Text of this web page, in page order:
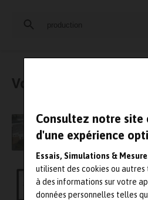
Consultez notre
d'une expérience
Essais, Simulations &
utilisent des cookies ou
à des informations sur votre
données personnelles telles
Vous avez cherché :
Hexagon ouvre à
nouvelle usine de
Pouvez-vous
digitaliser votre